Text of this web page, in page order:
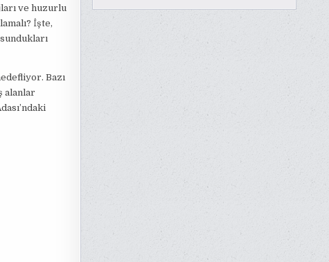
ve huzurlu
İşte,
Bazı
alanlar